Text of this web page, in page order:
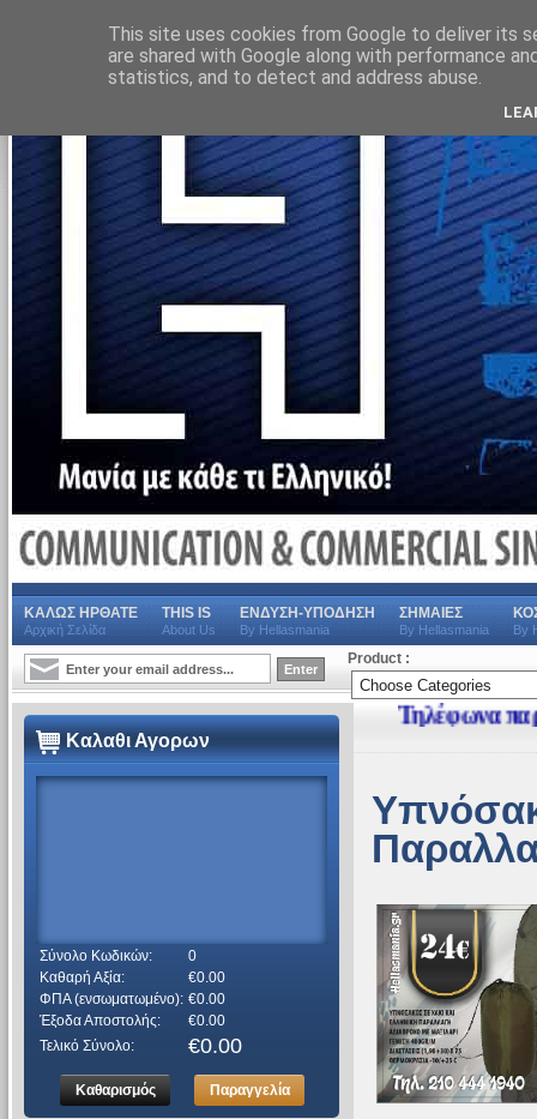
ΚΑΛΩΣ ΗΡΘΑΤΕ
Αρχική Σελίδα
THIS IS
About Us
ΕΝΔΥΣΗ-ΥΠΟΔΗΣΗ
By Hellasmania
ΣΗΜΑΙΕΣ
By Hellasmania By
Product :
Τηλέφωνα
Καλαθι Αγορων
Σύνολο Κωδικών:
0
Καθαρή Αξία:
€0.00
ΦΠΑ (ενσωματωμένο): €0.00
Έξοδα Αποστολής:
€0.00
Τελικό Σύνολο:
€0.00
Καθαρισμός Παραγγελία
This site uses cookies from Google to deliver its
are shared with Google along with performance
statistics, and to detect and address abuse.